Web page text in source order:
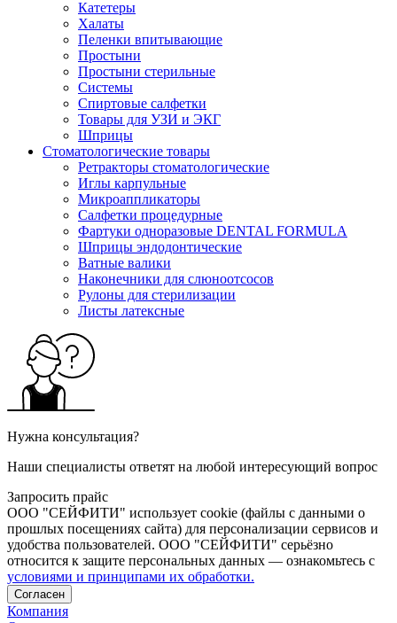
Катетеры
Халаты
Пеленки впитывающие
Простыни
Простыни стерильные
Системы
Спиртовые салфетки
Товары для УЗИ и ЭКГ
Шприцы
Стоматологические товары
Ретракторы стоматологические
Иглы карпульные
Микроаппликаторы
Салфетки процедурные
Фартуки одноразовые DENTAL FORMULA
Шприцы эндодонтические
Ватные валики
Наконечники для слюноотсосов
Рулоны для стерилизации
Листы латексные
Нужна консультация?
Наши специалисты ответят на любой интересующий вопрос
Запросить прайс
ООО "СЕЙФИТИ" использует cookie (файлы с данными о
прошлых посещениях сайта) для персонализации сервисов и
удобства пользователей. ООО "СЕЙФИТИ" серьёзно
относится к защите персональных данных — ознакомьтесь с
условиями и принципами их обработки.
Согласен
Компания